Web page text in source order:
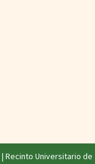
| Recinto Universitario de